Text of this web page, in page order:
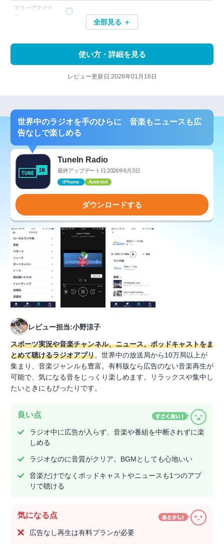
スリープタイマ
全部見る ＋
使い方・詳細を見る
レビュー更新日:2026年01月16日
世界中のラジオを手のひらに 音楽もニュースも広
告なしで楽しめる
TuneIn Radio
最終アップデート日:2026年8月3日
iPhone Android
ダウンロードする
レビュー担当:小野涼子
スポーツ実況や音楽チャンネル、ニュース、ポッドキャストをま
とめて聴けるラジオアプリ。世界中の放送局から10万局以上が
集まり、音楽ジャンルも豊富。有料版なら広告のない音楽再生が
可能で、気になる音をじっくり楽しめます。リラックスや集中し
たいときにもぴったりです。
良い点
ラジオ中に広告が入らず、音楽や番組を中断されずに楽
しめる
ラジオなのに音質がクリア。BGMとしても心地いい
音楽だけでなくポッドキャストやニュースも1つのアプ
リで聴ける
気になる点
広告なし再生は有料プランが必要